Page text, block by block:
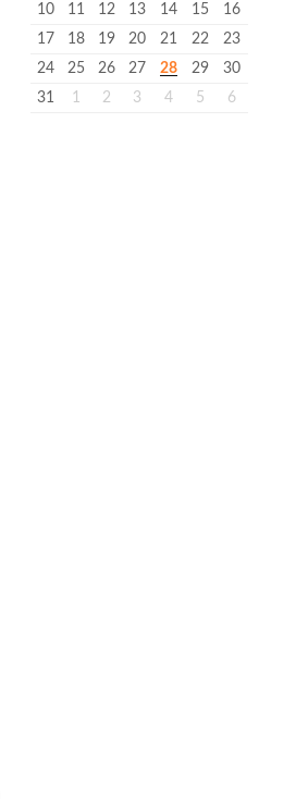
10
11 12 13 14 15
16
17
18 19 20 21 22
23
24
25 26 27 28 29
30
31
1 2 3 4 5 6